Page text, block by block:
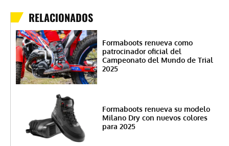
RELACIONADOS
Formaboots renueva como
patrocinador oficial del
Campeonato del Mundo de Trial
2025
Formaboots renueva su modelo
Milano Dry con nuevos colores
para 2025